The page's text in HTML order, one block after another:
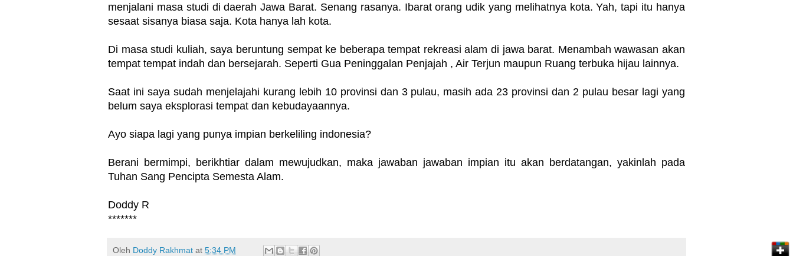
menjalani masa studi di daerah Jawa Barat. Senang rasanya. Ibarat orang udik yang melihatnya kota. Yah, tapi itu hanya
sesaat sisanya biasa saja. Kota hanya lah kota.
Di masa studi kuliah, saya beruntung sempat ke beberapa tempat rekreasi alam di jawa barat. Menambah wawasan akan
tempat tempat indah dan bersejarah. Seperti Gua Peninggalan Penjajah , Air Terjun maupun Ruang terbuka hijau lainnya.
Saat ini saya sudah menjelajahi kurang lebih 10 provinsi dan 3 pulau, masih ada 23 provinsi dan 2 pulau besar lagi yang
belum saya eksplorasi tempat dan kebudayaannya.
Ayo siapa lagi yang punya impian berkeliling indonesia?
Berani bermimpi, berikhtiar dalam mewujudkan, maka jawaban jawaban impian itu akan berdatangan, yakinlah pada
Tuhan Sang Pencipta Semesta Alam.
Doddy R
*******
Oleh Doddy Rakhmat at 5:34 PM